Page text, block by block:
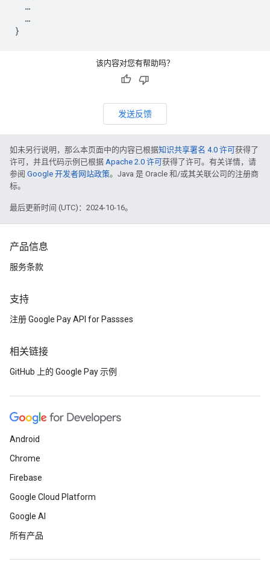
  …
  …
该内容对您有帮助吗？
发送反馈
如未另行说明，那么本页面中的内容已根据知识共享署名 4.0 许可获得了
许可，并且代码示例已根据 Apache 2.0 许可获得了许可。有关详情，请
参阅 Google 开发者网站政策。Java 是 Oracle 和/或其关联公司的注册商
标。
最后更新时间 (UTC)：2024-10-16。
产品信息
服务条款
支持
注册 Google Pay API for Passses
相关链接
GitHub 上的 Google Pay 示例
Android
Chrome
Firebase
Google Cloud Platform
Google AI
所有产品